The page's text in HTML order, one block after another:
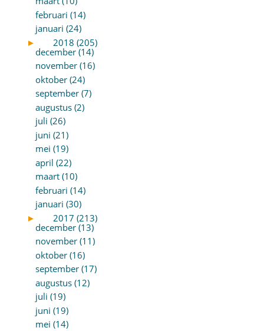
februari (14)
januari (24)
►
2018 (205)
december (14)
november (16)
oktober (24)
september (7)
augustus (2)
juli (26)
juni (21)
mei (19)
april (22)
maart (10)
februari (14)
januari (30)
►
2017 (213)
december (13)
november (11)
oktober (16)
september (17)
augustus (12)
juli (19)
juni (19)
mei (14)